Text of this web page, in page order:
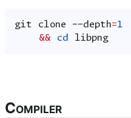
git clone --depth=1
&&
cd
Compiler